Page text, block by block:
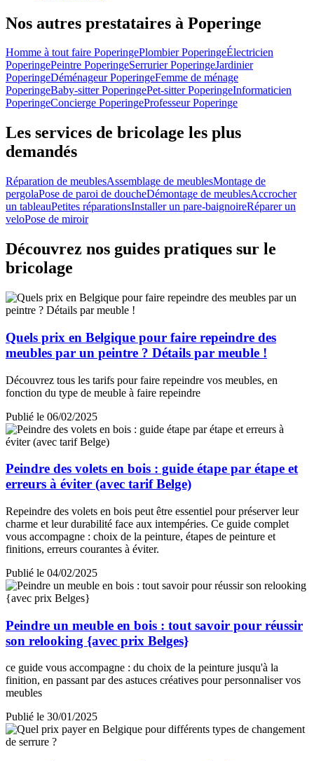
Nos autres prestataires à Poperinge
Homme à tout faire PoperingePlombier PoperingeÉlectricien
PoperingePeintre PoperingeSerrurier PoperingeJardinier
PoperingeDéménageur PoperingeFemme de ménage
PoperingeBaby-sitter PoperingePet-sitter PoperingeInformaticien
PoperingeConcierge PoperingeProfesseur Poperinge
Les services de bricolage les plus
demandés
Réparation de meublesAssemblage de meublesMontage de
pergolaPose de paroi de doucheDémontage de meublesAccrocher
un tableauPetites réparationsInstaller un pare-baignoireRéparer un
veloPose de miroir
Découvrez nos guides pratiques sur le
bricolage
Quels prix en Belgique pour faire repeindre des
meubles par un peintre ? Détails par meuble !
Découvrez tous les tarifs pour faire repeindre vos meubles, en
fonction du type de meuble à faire repeindre
Publié le 06/02/2025
Peindre des volets en bois : guide étape par étape et
erreurs à éviter (avec tarif Belge)
Repeindre des volets en bois peut être essentiel pour préserver leur
charme et leur durabilité face aux intempéries. Ce guide complet
vous accompagne : choix de la peinture, étapes de peinture et
finitions, erreurs courantes à éviter.
Publié le 04/02/2025
Peindre un meuble en bois : tout savoir pour réussir
son relooking {avec prix Belges}
ce guide vous accompagne : du choix de la peinture jusqu'à la
finition, en passant par des astuces créatives pour personnaliser vos
meubles
Publié le 30/01/2025